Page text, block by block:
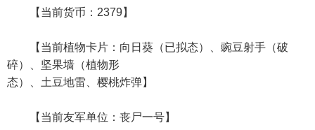
【当前货币：2379】
【当前植物卡片：向日葵（已拟态）、豌豆射手（破
碎）、坚果墙（植物形
态）、土豆地雷、樱桃炸弹】
【当前友军单位：丧尸一号】